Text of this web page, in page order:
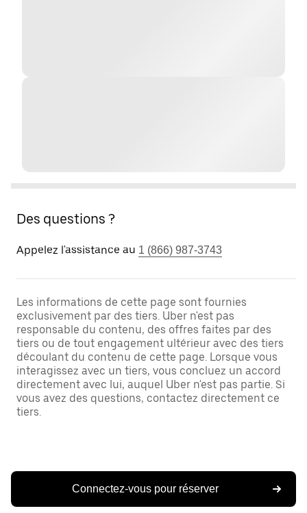
Des questions ?
Appelez l'assistance au 1 (866) 987-3743
Les informations de cette page sont fournies
exclusivement par des tiers. Uber n'est pas
responsable du contenu, des offres faites par des
tiers ou de tout engagement ultérieur avec des tiers
découlant du contenu de cette page. Lorsque vous
interagissez avec un tiers, vous concluez un accord
directement avec lui, auquel Uber n'est pas partie. Si
vous avez des questions, contactez directement ce
tiers.
Connectez-vous pour réserver